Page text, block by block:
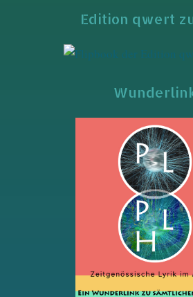
Edition qwert